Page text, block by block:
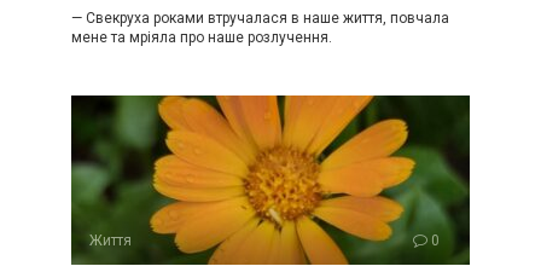
— Свекруха роками втручалася в наше життя, повчала
мене та мріяла про наше розлучення.
Життя 0